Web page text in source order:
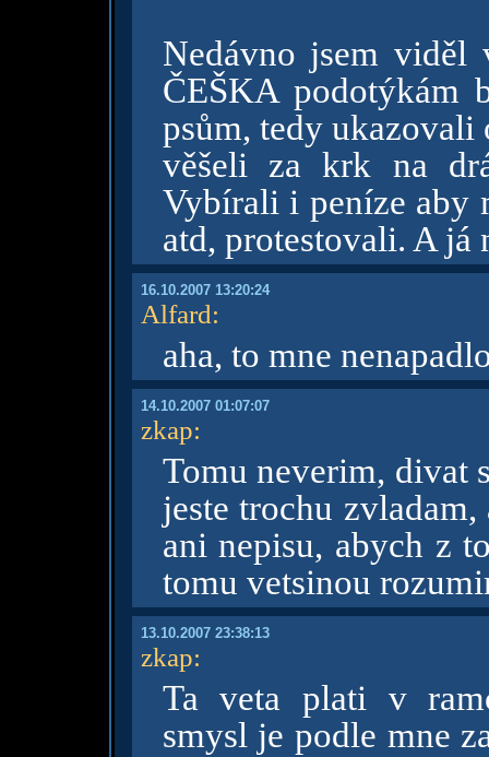
Nedávno jsem viděl
ČEŠKA podotýkám
psům, tedy ukazovali
věšeli za krk na
Vybírali i peníze aby
atd, protestovali. A
16.10.2007 13:20:24
Alfard:
aha, to mne
14.10.2007 01:07:07
zkap:
Tomu neverim, divat
jeste trochu zvladam,
ani nepisu, abych z
tomu vetsinou
13.10.2007 23:38:13
zkap:
Ta veta plati v
smysl je podle mne